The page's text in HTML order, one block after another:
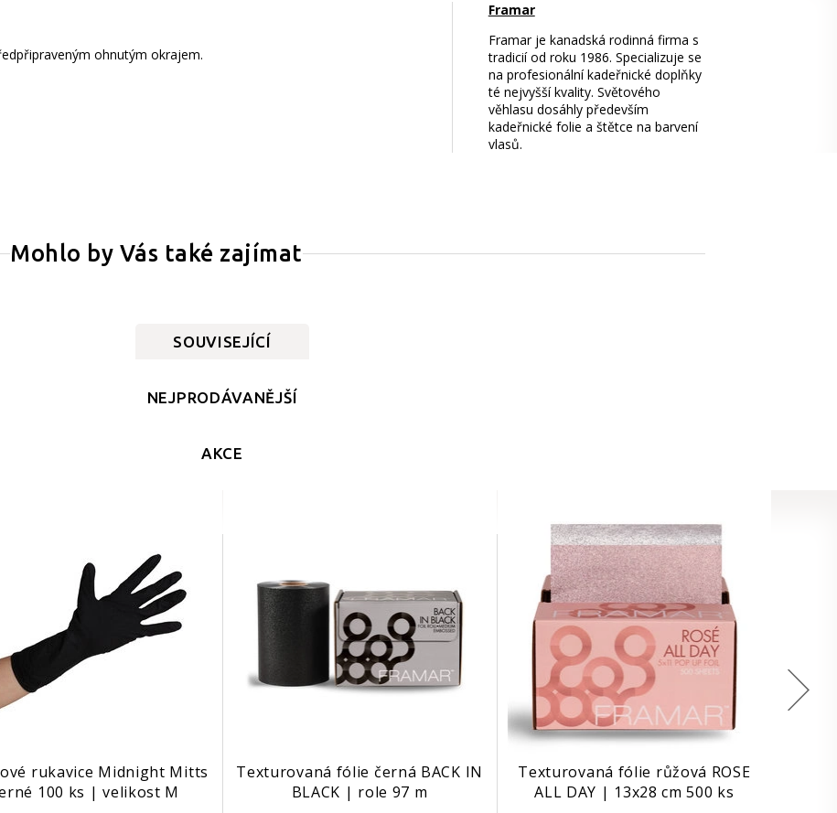
ohnutým okrajem.
Framar
Framar je kanadská rodinná firma s
tradicií od roku 1986. Specializuje se
na profesionální kadeřnické doplňky
té nejvyšší kvality. Světového
věhlasu dosáhly především
kadeřnické folie a štětce na barvení
vlasů.
Mohlo by Vás také zajímat
SOUVISEJÍCÍ
NEJPRODÁVANĚJŠÍ
AKCE
rukavice Midnight Mitts
100 ks | velikost M
Texturovaná fólie černá BACK IN
BLACK | role 97 m
Texturovaná fólie růžová ROSE
ALL DAY | 13x28 cm 500 ks